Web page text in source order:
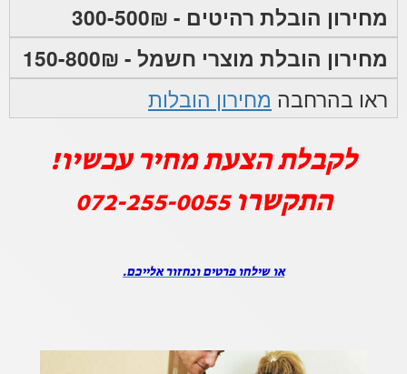
מחירון הובלת רהיטים - 300-500₪
מחירון הובלת מוצרי חשמל - 150-800₪
ראו בהרחבה מחירון הובלות
לקבלת הצעת מחיר עכשיו!
התקשרו072-255-0055
או שילחו פרטים ונחזור אלייכם.